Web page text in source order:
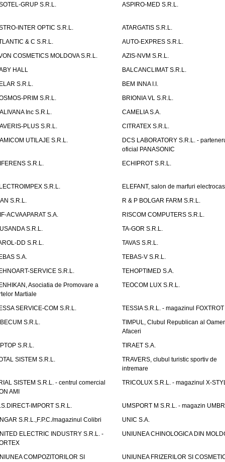
GRUP S.R.L. ASPIRO-MED S.R.L.
INTER OPTIC S.R.L.
ATARGATIS S.R.L.
& C S.R.L.
AUTO-EXPRES S.R.L.
COSMETICS MOLDOVA S.R.L.
AZIS-NVM S.R.L.
HALL
BALCANCLIMAT S.R.L.
S.R.L.
BEM INNA I.I.
PRIM S.R.L.
BRIONIA VL S.R.L.
Inc S.R.L.
CAMELIA S.A.
PLUS S.R.L.
CITRATEX S.R.L.
UTILAJE S.R.L.
DCS LABORATORY S.R.L. -
oficial PANASONIC
S.R.L.
ECHIPROT S.R.L.
S.R.L.
ELEFANT, salon de marfuri
S.R.L.
R & P BOLGAR FARM S.R.L.
ACVAAPARAT S.A.
RISCOM COMPUTERS S.R.L.
S.R.L.
TA-GOR S.R.L.
DD S.R.L.
TAVAS S.R.L.
S.A.
TEBAS-V S.R.L.
SERVICE S.R.L.
TEHOPTIMED S.A.
Asociatia de Promovare a
Martiale
TEOCOM LUX S.R.L.
SERVICE-COM S.R.L.
TESSIA S.R.L. - magazinul FOXTROT
S.R.L.
TIMPUL, Clubul Republican al
Afaceri
S.R.L.
TIRAET S.A.
SISTEM S.R.L.
TRAVERS, clubul turistic sportiv de
intremare
SISTEM S.R.L. - centrul comercial
AMI
TRICOLUX S.R.L. - magazinul X-
IMPORT S.R.L.
UMSPORT M S.R.L. - magazin
S.R.L.,F.P.C./magazinul Colibri
UNIC S.A.
ELECTRIC INDUSTRY S.R.L. -
UNIUNEA CHINOLOGICA DIN
COMPOZITORILOR SI
UNIUNEA FRIZERILOR SI